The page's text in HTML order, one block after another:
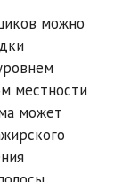
можно
местности
может